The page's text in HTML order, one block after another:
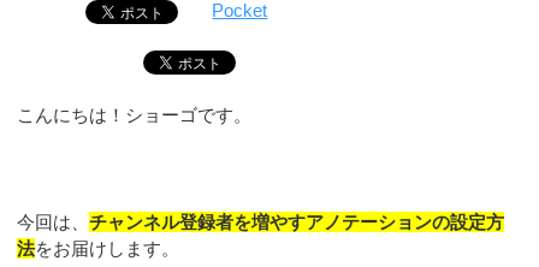
Pocket
こんにちは！ショーゴです。
今回は、チャンネル登録者を増やすアノテーションの設定方
法をお届けします。